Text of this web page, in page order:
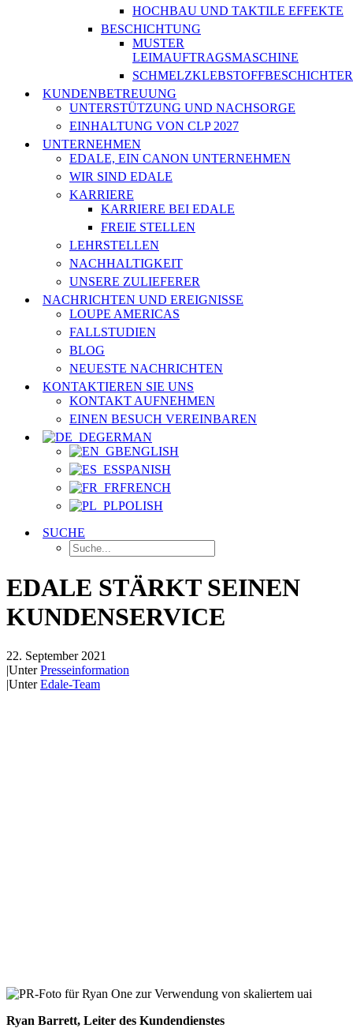
HOCHBAU UND TAKTILE EFFEKTE
BESCHICHTUNG
MUSTER
LEIMAUFTRAGSMASCHINE
SCHMELZKLEBSTOFFBESCHICHTER
KUNDENBETREUUNG
UNTERSTÜTZUNG UND NACHSORGE
EINHALTUNG VON CLP 2027
UNTERNEHMEN
EDALE, EIN CANON UNTERNEHMEN
WIR SIND EDALE
KARRIERE
KARRIERE BEI EDALE
FREIE STELLEN
LEHRSTELLEN
NACHHALTIGKEIT
UNSERE ZULIEFERER
NACHRICHTEN UND EREIGNISSE
LOUPE AMERICAS
FALLSTUDIEN
BLOG
NEUESTE NACHRICHTEN
KONTAKTIEREN SIE UNS
KONTAKT AUFNEHMEN
EINEN BESUCH VEREINBAREN
GERMAN
ENGLISH
SPANISH
FRENCH
POLISH
SUCHE
EDALE STÄRKT SEINEN
KUNDENSERVICE
22. September 2021
|UnterPresseinformation
|UnterEdale-Team
Ryan Barrett, Leiter des Kundendienstes